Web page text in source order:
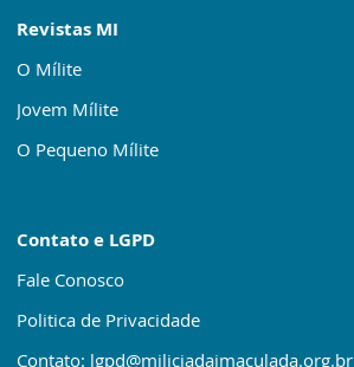
Revistas MI
O Mílite
Jovem Mílite
O Pequeno Mílite
Contato e LGPD
Fale Conosco
Politica de Privacidade
Contato: lgpd@miliciadaimaculada.org.br